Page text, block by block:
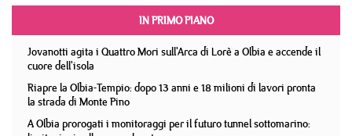
IN PRIMO PIANO
Jovanotti agita i Quattro Mori sull'Arca di Lorè a Olbia e accende il
cuore dell'isola
Riapre la Olbia-Tempio: dopo 13 anni e 18 milioni di lavori pronta
la strada di Monte Pino
A Olbia prorogati i monitoraggi per il futuro tunnel sottomarino: